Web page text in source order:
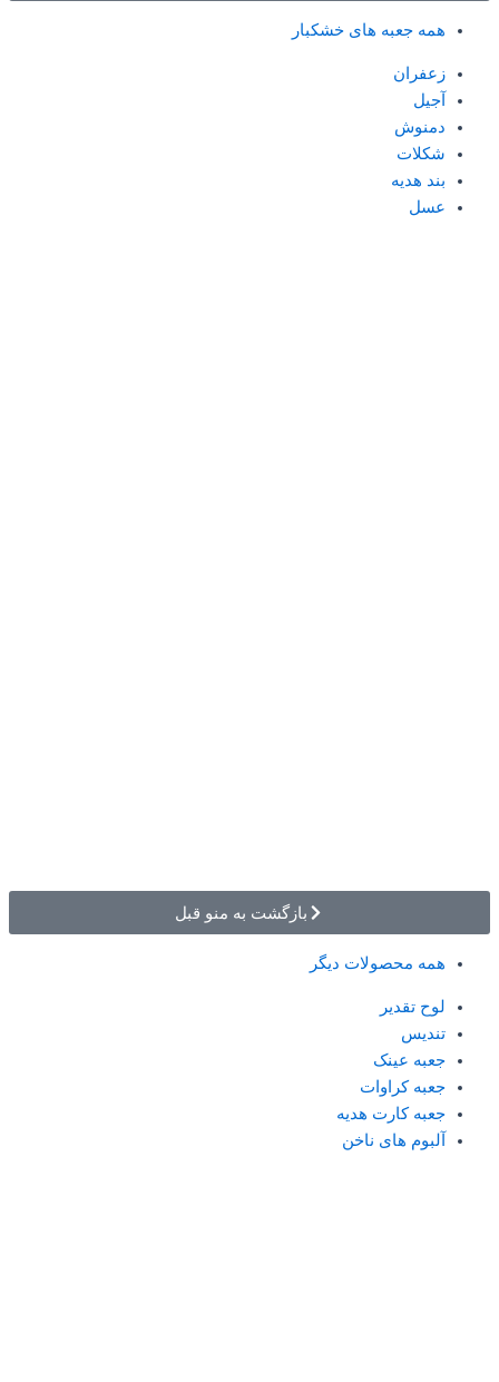
همه جعبه های خشکبار
زعفران
آجیل
دمنوش
شکلات
بند هدیه
عسل
بازگشت به منو قبل
همه محصولات دیگر
لوح تقدیر
تندیس
جعبه عینک
جعبه کراوات
جعبه کارت هدیه
آلبوم های ناخن